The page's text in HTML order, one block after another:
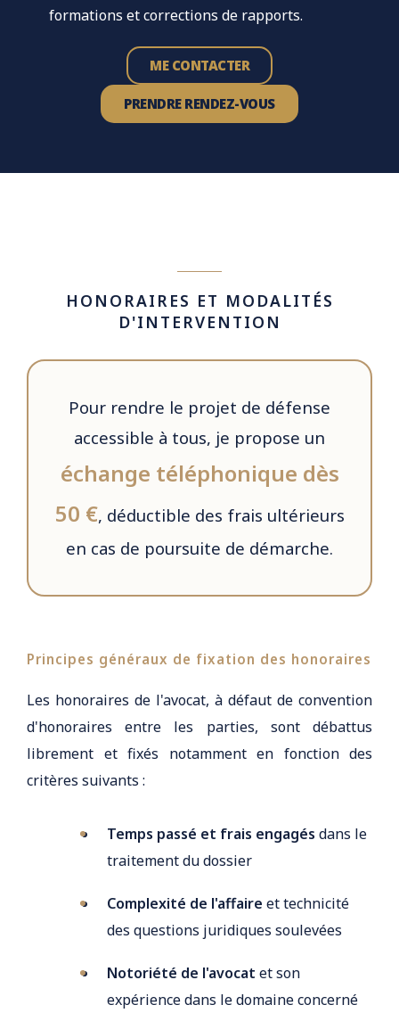
formations et corrections de rapports.
ME CONTACTER
PRENDRE RENDEZ-VOUS
HONORAIRES ET MODALITÉS
D'INTERVENTION
Pour rendre le projet de défense
accessible à tous, je propose un
échange téléphonique dès
50 €, déductible des frais ultérieurs
en cas de poursuite de démarche.
Principes généraux de fixation des honoraires
Les honoraires de l'avocat, à défaut de convention
d'honoraires entre les parties, sont débattus
librement et fixés notamment en fonction des
critères suivants :
Temps passé et frais engagés dans le
traitement du dossier
Complexité de l'affaire et technicité
des questions juridiques soulevées
Notoriété de l'avocat et son
expérience dans le domaine concerné